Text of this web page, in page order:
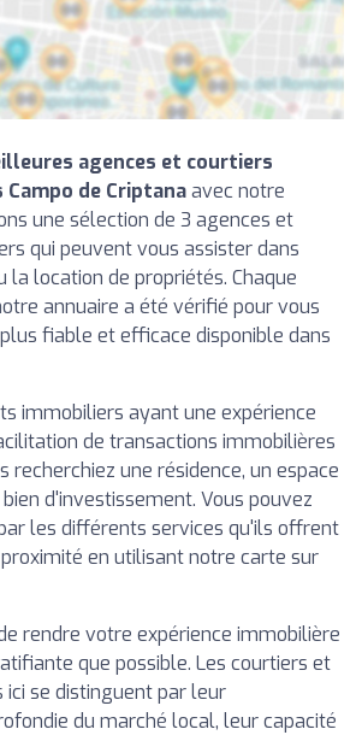
agences et courtiers
de Criptanaavec notre
une sélection de 3 agences et
qui peuvent vous assister dans
la location de propriétés. Chaque
annuaire a été vérifié pour vous
fiable et efficace disponible dans
immobiliers ayant une expérience
de transactions immobilières
recherchiez une résidence, un espace
d'investissement. Vous pouvez
les différents services qu'ils offrent
en utilisant notre carte sur
rendre votre expérience immobilière
que possible. Les courtiers et
se distinguent par leur
du marché local, leur capacité